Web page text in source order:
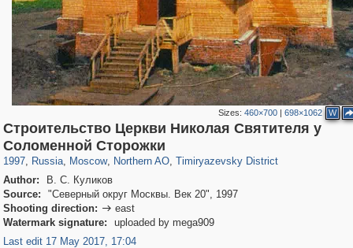
Sizes:460×700 |698×1062 W
Строительство Церкви Николая Святителя у
Соломенной Сторожки
1997, Russia
1,405,755 29,243
, Moscow
319,716 8,286
, Northern AO
22,533 598
, Timiryazevsky District
Author:
В. С. Куликов
Source:
"Северный округ Москвы. Век 20", 1997
Shooting direction:  east
Watermark signature:
uploaded by mega909
Last edit 17 May 2017, 17:04